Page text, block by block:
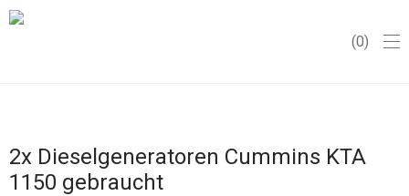
0
2x Dieselgeneratoren Cummins KTA
1150 gebraucht